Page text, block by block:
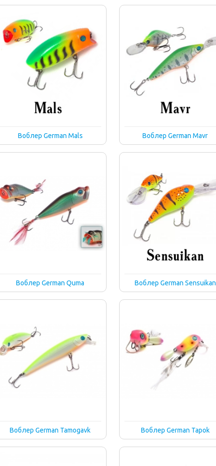
Воблер German Mals Воблер German Mavr
Воблер German Quma Воблер German Sensuikan
Воблер German Tamogavk Воблер German Tapok